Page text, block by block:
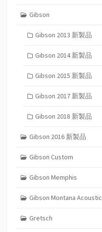
Gibson
Gibson 2013 新製品
Gibson 2014 新製品
Gibson 2015 新製品
Gibson 2017 新製品
Gibson 2018 新製品
Gibson 2016 新製品
Gibson Custom
Gibson Memphis
Gibson Montana Acoustic
Gretsch